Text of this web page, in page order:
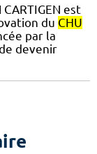
est
du CHU
par la
devenir